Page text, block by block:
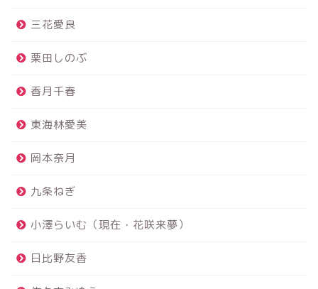
三花愛良
栗田しのぶ
香月千春
東海林愛美
岡本奈月
九条ねぎ
小澤らいむ（現在・花咲来夢）
日比野友香